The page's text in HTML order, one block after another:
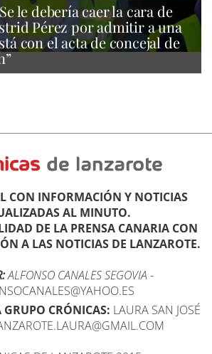
le debería caer la cara de
Pérez por admitir a una
con el acta de concejal de
CON INFORMACIÓN Y NOTICIAS
AL MINUTO.
DE LA PRENSA CANARIA CON
A LAS NOTICIAS DE LANZAROTE.
ALFONSO CANALES SEGOVIA -
CRÓNICAS: LAURA SAN JOSÉ